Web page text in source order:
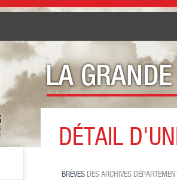
Toutes les brèves « René
DÉTAIL
BRÈVES DES ARCHIVES